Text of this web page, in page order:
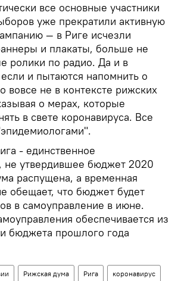
все основные участники
уже прекратили активную
— в Риге исчезли
и плакаты, больше не
ролики по радио. Да и в
и пытаются напомнить о
вовсе не в контексте рижских
о мерах, которые
в свете коронавируса. Все
- единственное
не утвердившее бюджет 2020
распущена, а временная
обещает, что бюджет будет
в самоуправление в июне.
обеспечивается из
бюджета прошлого года
Рижская дума Рига коронавирус